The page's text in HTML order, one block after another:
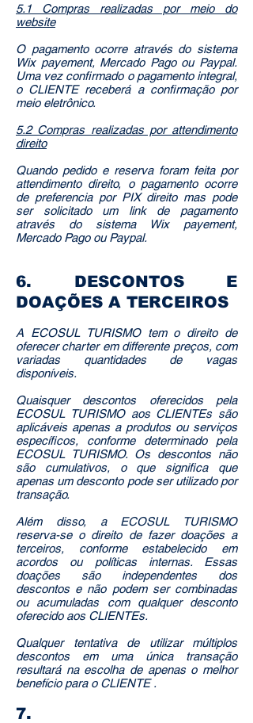
5.1 Compras realizadas por meio do
website
O pagamento ocorre através do sistema
Wix payement, Mercado Pago ou Paypal.
Uma vez confirmado o pagamento integral,
o CLIENTE receberá a confirmação por
meio eletrônico.
5.2 Compras realizadas por attendimento
direito
Quando pedido e reserva foram feita por
attendimento direito, o pagamento ocorre
de preferencia por PIX direito mas pode
ser solicitado um link de pagamento
através do sistema Wix payement,
Mercado Pago ou Paypal.
6. DESCONTOS E
DOAÇÕES A TERCEIROS
A ECOSUL TURISMO tem o direito de
oferecer charter em differente preços, com
variadas quantidades de vagas
disponíveis.
Quaisquer descontos oferecidos pela
ECOSUL TURISMO aos CLIENTEs são
aplicáveis apenas a produtos ou serviços
específicos, conforme determinado pela
ECOSUL TURISMO. Os descontos não
são cumulativos, o que significa que
apenas um desconto pode ser utilizado por
transação.
Além disso, a ECOSUL TURISMO
reserva-se o direito de fazer doações a
terceiros, conforme estabelecido em
acordos ou políticas internas. Essas
doações são independentes dos
descontos e não podem ser combinadas
ou acumuladas com qualquer desconto
oferecido aos CLIENTEs.
Qualquer tentativa de utilizar múltiplos
descontos em uma única transação
resultará na escolha de apenas o melhor
benefício para o CLIENTE .
7.